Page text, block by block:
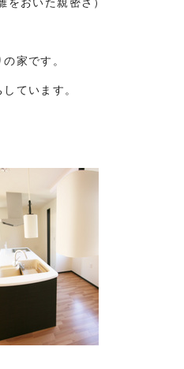
家です。
ています。